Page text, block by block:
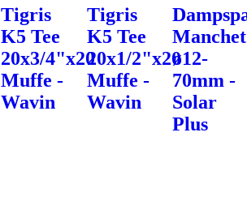
Tigris
K5 Tee
20x3/4"x20
Muffe -
Wavin
Tigris
K5 Tee
20x1/2"x20
Muffe -
Wavin
Manchet
ø12-
70mm -
Solar
Plus